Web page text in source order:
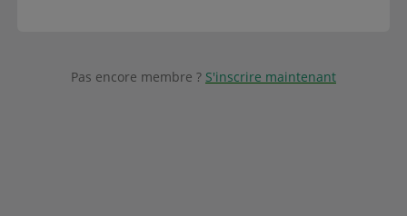
Pas encore membre ? S'inscrire maintenant